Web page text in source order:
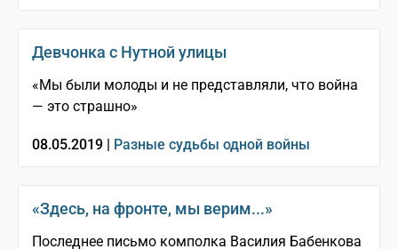
Девчонка с Нутной улицы
«Мы были молоды и не представляли, что война
— это страшно»
08.05.2019 | Разные судьбы одной войны
«Здесь, на фронте, мы верим...»
Последнее письмо комполка Василия Бабенкова